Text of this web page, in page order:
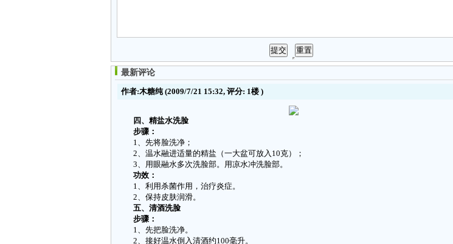
最新评论
作者:木糖纯(2009/7/21 15:32, 评分: 1楼 )
四、精盐水洗脸
步骤：
1、先将脸洗净；
2、温水融进适量的精盐（一大盆可放入10克）；
3、用眼融水多次洗脸部。用凉水冲洗脸部。
功效：
1、利用杀菌作用，治疗炎症。
2、保持皮肤润滑。
五、清酒洗脸
步骤：
1、先把脸洗净。
2、接好温水倒入清酒约100毫升。